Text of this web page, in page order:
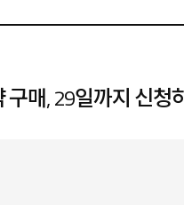
매, 29일까지 신청